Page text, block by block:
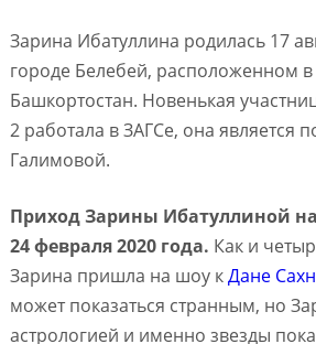
Зарина Ибатуллина родилась 17
городе Белебей, расположенном в
Башкортостан. Новенькая
2 работала в ЗАГСе, она является
Галимовой.
Приход Зарины Ибатуллиной на
24 февраля 2020 года. Как и
Зарина пришла на шоу кДане
может показаться странным, но
астрологией и именно звезды